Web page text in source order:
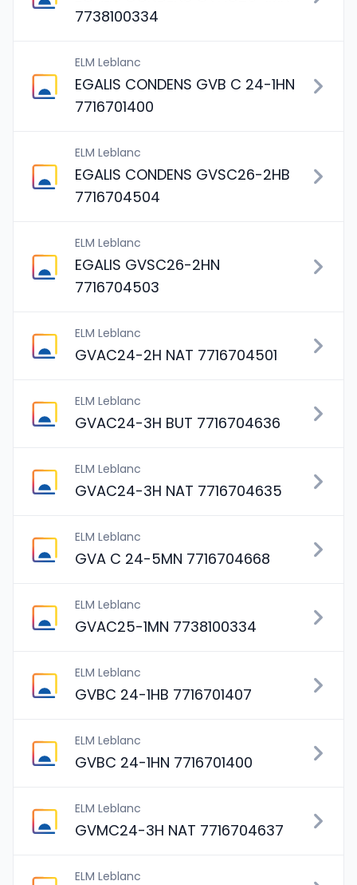
7738100334
ELM Leblanc
EGALIS CONDENS GVB C 24-1HN
7716701400
ELM Leblanc
EGALIS CONDENS GVSC26-2HB
7716704504
ELM Leblanc
EGALIS GVSC26-2HN
7716704503
ELM Leblanc
GVAC24-2H NAT 7716704501
ELM Leblanc
GVAC24-3H BUT 7716704636
ELM Leblanc
GVAC24-3H NAT 7716704635
ELM Leblanc
GVA C 24-5MN 7716704668
ELM Leblanc
GVAC25-1MN 7738100334
ELM Leblanc
GVBC 24-1HB 7716701407
ELM Leblanc
GVBC 24-1HN 7716701400
ELM Leblanc
GVMC24-3H NAT 7716704637
ELM Leblanc